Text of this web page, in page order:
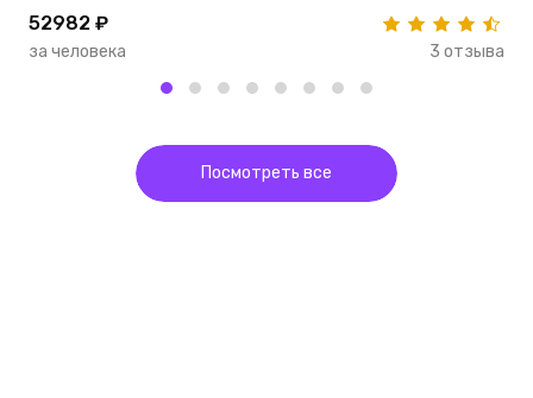
52982 ₽
за человека 3 отзыва
Посмотреть все